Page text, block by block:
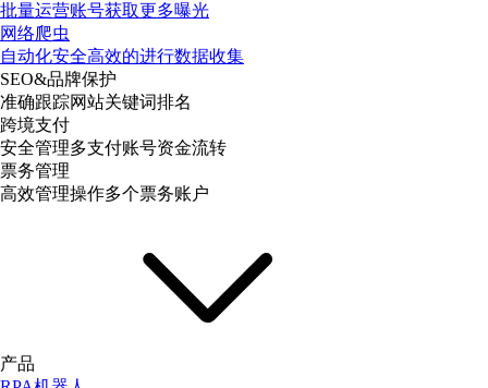
批量运营账号获取更多曝光
网络爬虫
自动化安全高效的进行数据收集
SEO&品牌保护
准确跟踪网站关键词排名
跨境支付
安全管理多支付账号资金流转
票务管理
高效管理操作多个票务账户
产品